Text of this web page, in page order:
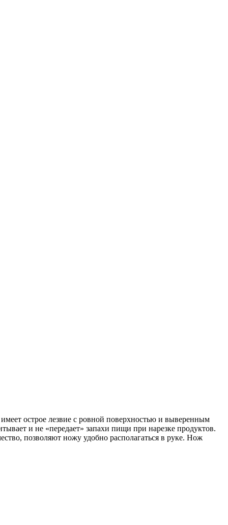
острое лезвие с ровной поверхностью и выверенным
и не «передает» запахи пищи при нарезке продуктов.
позволяют ножу удобно располагаться в руке. Нож